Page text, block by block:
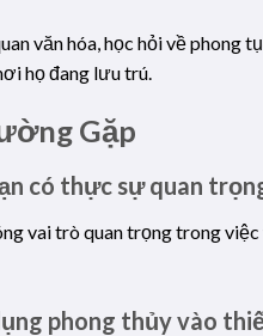
văn hóa, học hỏi về phong
họ đang lưu trú.
Gặp
có thực sự quan
vai trò quan trọng trong
phong thủy vào